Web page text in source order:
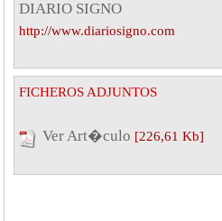
DIARIO SIGNO
http://www.diariosigno.com
FICHEROS ADJUNTOS
Ver Art�culo [226,61 Kb]